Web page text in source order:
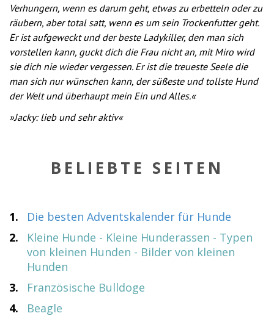
Verhungern, wenn es darum geht, etwas zu erbetteln oder zu
räubern, aber total satt, wenn es um sein Trockenfutter geht.
Er ist aufgeweckt und der beste Ladykiller, den man sich
vorstellen kann, guckt dich die Frau nicht an, mit Miro wird
sie dich nie wieder vergessen. Er ist die treueste Seele die
man sich nur wünschen kann, der süßeste und tollste Hund
der Welt und überhaupt mein Ein und Alles.
Jacky: lieb und sehr aktiv
BELIEBTE SEITEN
1.
Die besten Adventskalender für Hunde
2.
Kleine Hunde - Kleine Hunderassen - Typen
von kleinen Hunden - Bilder von kleinen
Hunden
3.
Französische Bulldoge
4.
Beagle